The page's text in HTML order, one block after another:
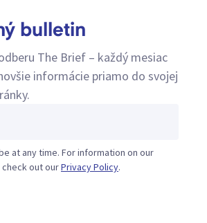
bulletin
The Brief – každý mesiac
informácie priamo do svojej
at any time. For information on our
out ourPrivacy Policy.